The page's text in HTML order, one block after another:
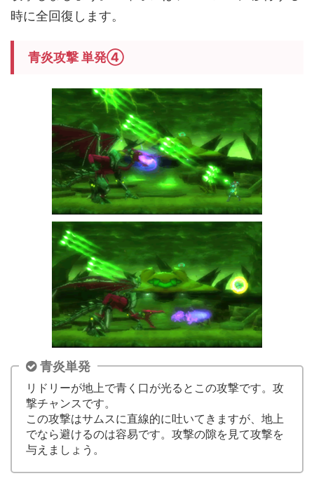
時に全回復します。
青炎攻撃 単発④
青炎単発
リドリーが地上で青く口が光るとこの攻撃です。攻
撃チャンスです。
この攻撃はサムスに直線的に吐いてきますが、地上
でなら避けるのは容易です。攻撃の隙を見て攻撃を
与えましょう。